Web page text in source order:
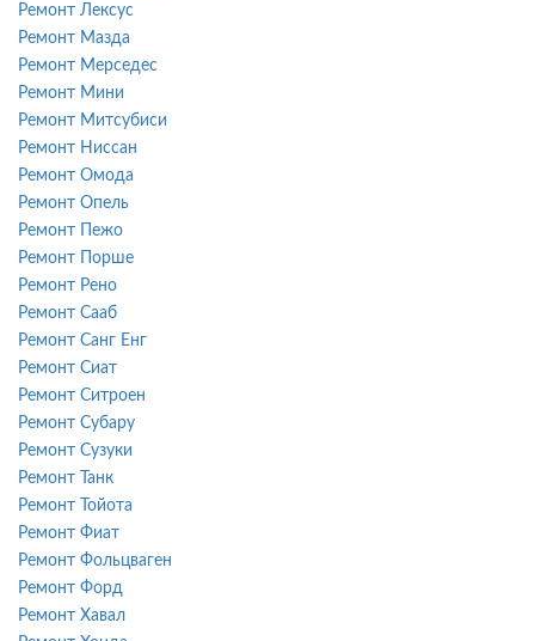
Ремонт Лексус
Ремонт Мазда
Ремонт Мерседес
Ремонт Мини
Ремонт Митсубиси
Ремонт Ниссан
Ремонт Омода
Ремонт Опель
Ремонт Пежо
Ремонт Порше
Ремонт Рено
Ремонт Сааб
Ремонт Санг Енг
Ремонт Сиат
Ремонт Ситроен
Ремонт Субару
Ремонт Сузуки
Ремонт Танк
Ремонт Тойота
Ремонт Фиат
Ремонт Фольцваген
Ремонт Форд
Ремонт Хавал